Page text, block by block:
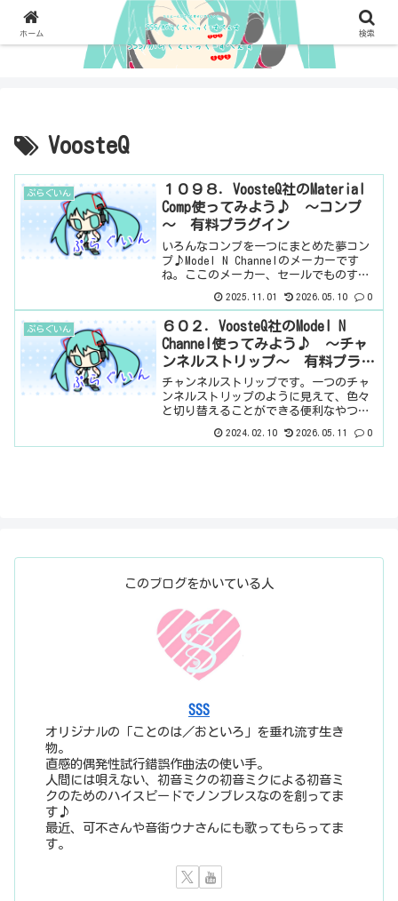
VoosteQ
ぷらぐいん
１０９８．VoosteQ社のMaterial
Comp使ってみよう♪ ～コンプ
～ 有料プラグイン
いろんなコンプを一つにまとめた夢コン
プ♪Model N Channelのメーカーです
ね。ここのメーカー、セールでものすご
うべき。セール価格はものすごいんだけ
ど、かといって、粗悪品ではないのが、
よくわからな...
2025.11.01 2026.05.10 0
ぷらぐいん
６０２．VoosteQ社のModel N
Channel使ってみよう♪ ～チャ
ンネルストリップ～ 有料プラグ
イン
チャンネルストリップです。一つのチャ
ンネルストリップのように見えて、色々
と切り替えることができる便利なやつで
すけどね。だから、「N」なんだと思いま
2024.02.10 2026.05.11 0
このブログをかいている人
SSS
オリジナルの「ことのは／おといろ」を垂れ流す生き
物。
直感的偶発性試行錯誤作曲法の使い手。
人間には唄えない、初音ミクの初音ミクによる初音ミ
クのためのハイスピードでノンブレスなのを創ってま
す♪
最近、可不さんや音街ウナさんにも歌ってもらってま
す。
ホーム 検索